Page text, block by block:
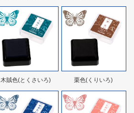
木賊色(とくさいろ) 栗色(くりいろ)